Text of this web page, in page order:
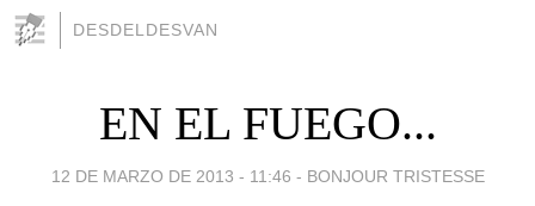
DESDELDESVAN
EN EL FUEGO...
12 DE MARZO DE 2013 - 11:46 - BONJOUR TRISTESSE